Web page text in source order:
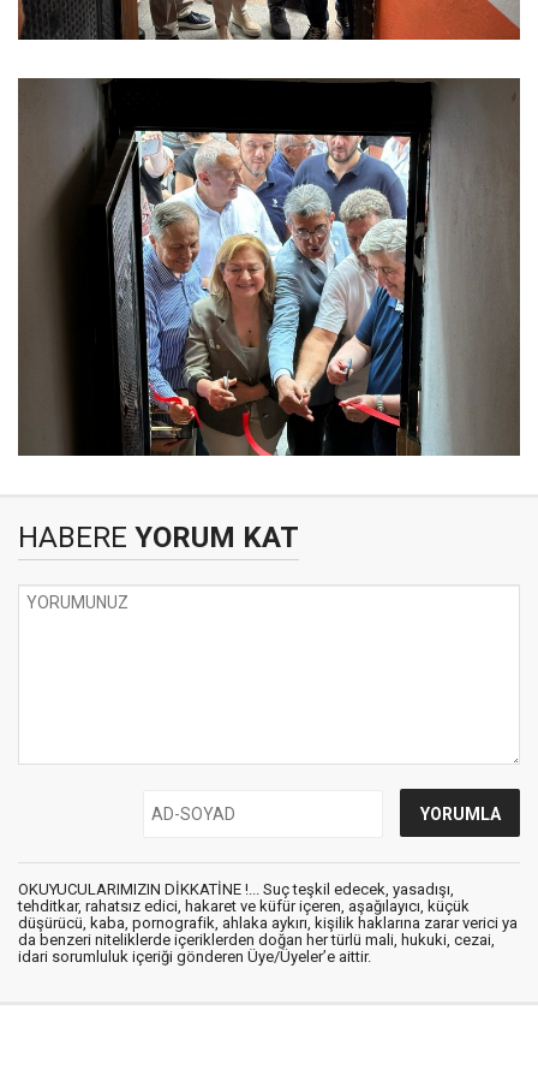
HABERE YORUM KAT
OKUYUCULARIMIZIN DİKKATİNE !... Suç teşkil edecek, yasadışı,
tehditkar, rahatsız edici, hakaret ve küfür içeren, aşağılayıcı, küçük
düşürücü, kaba, pornografik, ahlaka aykırı, kişilik haklarına zarar verici ya
da benzeri niteliklerde içeriklerden doğan her türlü mali, hukuki, cezai,
idari sorumluluk içeriği gönderen Üye/Üyeler’e aittir.